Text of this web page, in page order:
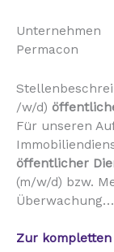
Unternehmen
Permacon
/w/d)
Für unseren
öffentlicher
(m/w/d) bzw.
Überwachung…
Zur